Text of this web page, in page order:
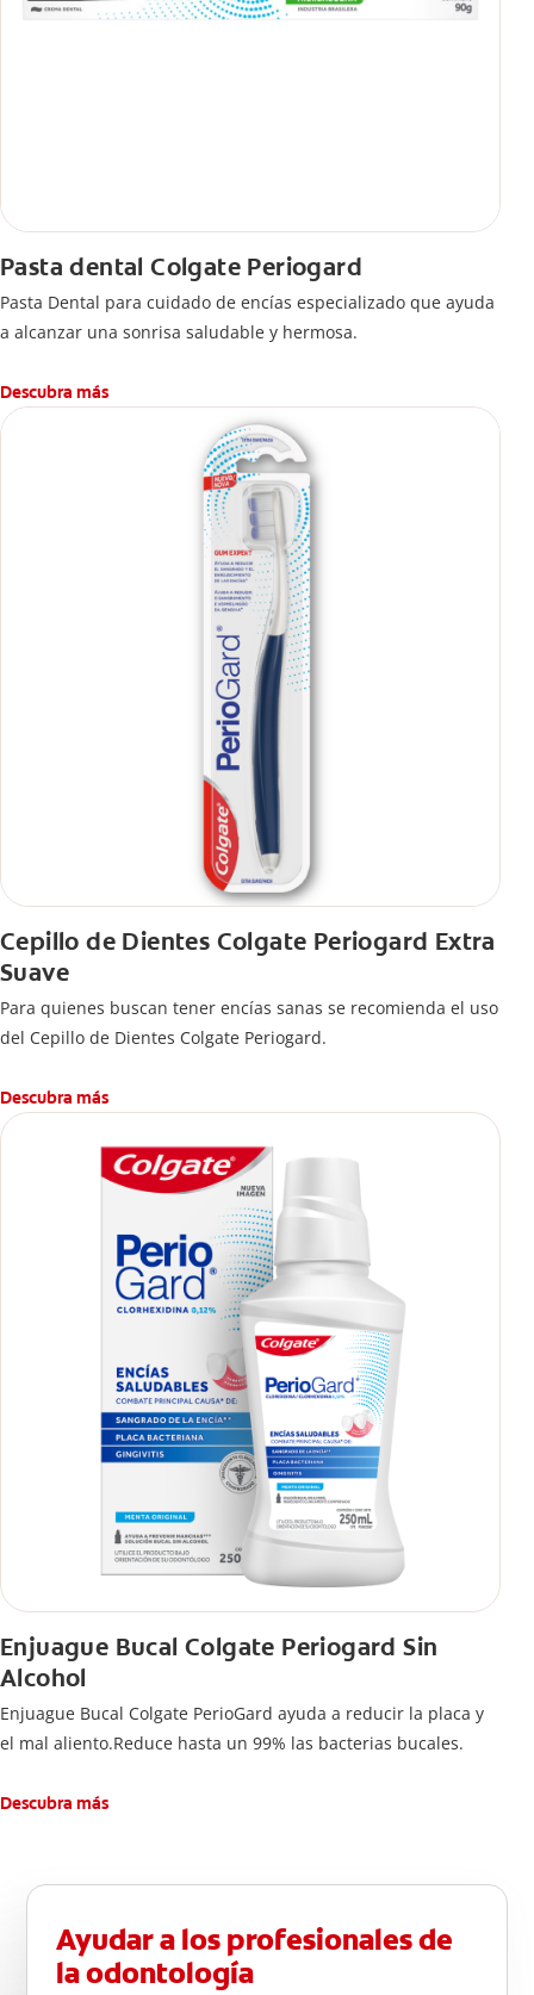
Pasta dental Colgate Periogard
Pasta Dental para cuidado de encías especializado que ayuda
a alcanzar una sonrisa saludable y hermosa.
Descubra más
Cepillo de Dientes Colgate Periogard Extra
Suave
Para quienes buscan tener encías sanas se recomienda el uso
del Cepillo de Dientes Colgate Periogard.
Descubra más
Enjuague Bucal Colgate Periogard Sin
Alcohol
Enjuague Bucal Colgate PerioGard ayuda a reducir la placa y
el mal aliento.Reduce hasta un 99% las bacterias bucales.
Descubra más
Ayudar a los profesionales de
la odontología